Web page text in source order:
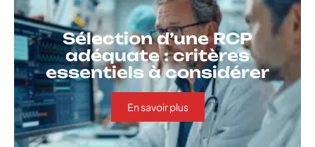
Sélection d’une RCP
adéquate : critères
essentiels à considérer
En savoir plus